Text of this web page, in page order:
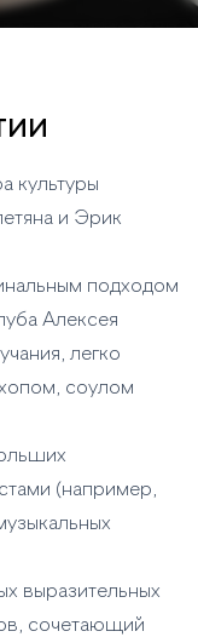
культуры
и Эрик
подходом
Алексея
легко
соулом
(например,
выразительных
сочетающий